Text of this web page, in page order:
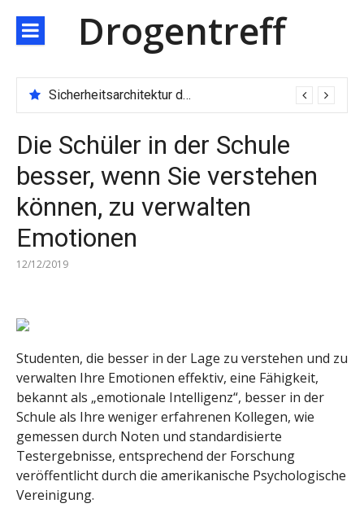
zum
Inhalt
Drogentreff
Sicherheitsarchitektur der nächsten Generation: JARXE kombiniert Multi-Wallet und MPC als Schutzschild für digitales Vertrauen
Die Schüler in der Schule
besser, wenn Sie verstehen
können, zu verwalten
Emotionen
12/12/2019
Studenten, die besser in der Lage zu verstehen und zu
verwalten Ihre Emotionen effektiv, eine Fähigkeit,
bekannt als „emotionale Intelligenz“, besser in der
Schule als Ihre weniger erfahrenen Kollegen, wie
gemessen durch Noten und standardisierte
Testergebnisse, entsprechend der Forschung
veröffentlicht durch die amerikanische Psychologische
Vereinigung.